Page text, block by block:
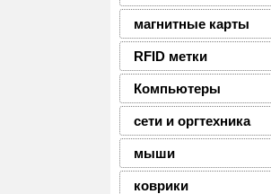
магнитные карты
RFID метки
Компьютеры
сети и оргтехника
мыши
коврики